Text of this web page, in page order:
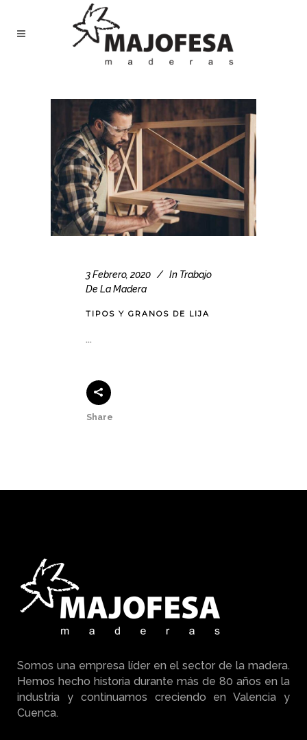
3 Febrero, 2020 In Trabajo
De La Madera
TIPOS Y GRANOS DE LIJA
...
Share
Somos una empresa líder en el sector de la madera.
Hemos hecho historia durante más de 80 años en la
industria y continuamos creciendo en Valencia y
Cuenca.